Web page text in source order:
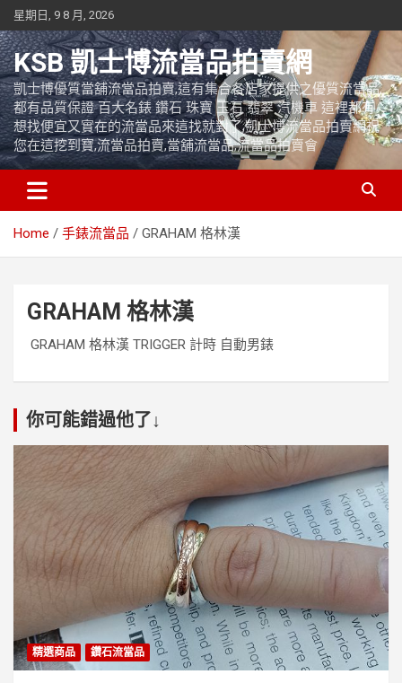
Skip
to
content
星期日, 9 8 月, 2026
KSB 凱士博流當品拍賣網
凱士博優質當舖流當品拍賣,這有集合各店家提供之優質流當品,
都有品質保證 百大名錶 鑽石 珠寶 玉石 翡翠 汽機車 這裡都有
想找便宜又實在的流當品來這找就對了,凱士博流當品拍賣網祝
您在這挖到寶,流當品拍賣,當舖流當品,流當品拍賣會
Home 手錶流當品 GRAHAM 格林漢
GRAHAM 格林漢
GRAHAM 格林漢 TRIGGER 計時 自動男錶
你可能錯過他了↓
精選商品 鑽石流當品